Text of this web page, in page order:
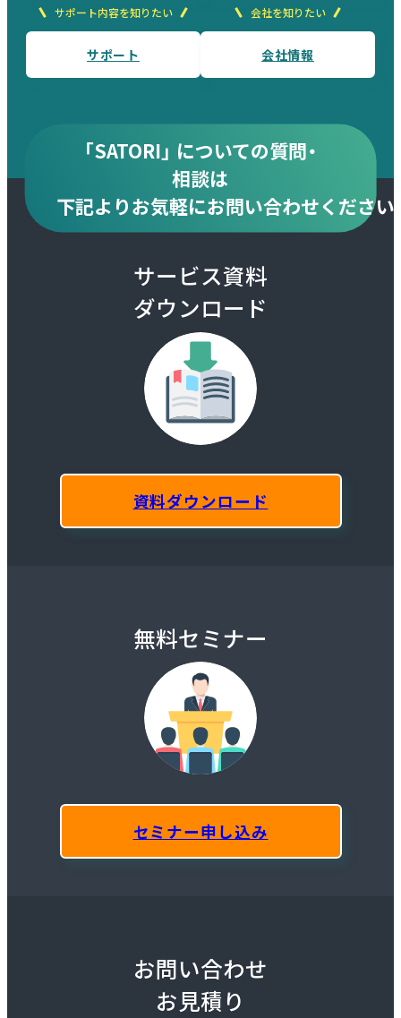
サポート内容を知りたい
サポート
会社を知りたい
会社情報
「SATORI」 についての質問・
相談は
下記よりお気軽にお問い合わせください
サービス資料
ダウンロード
資料ダウンロード
無料セミナー
セミナー申し込み
お問い合わせ
お見積り